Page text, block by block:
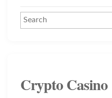
Crypto Casino